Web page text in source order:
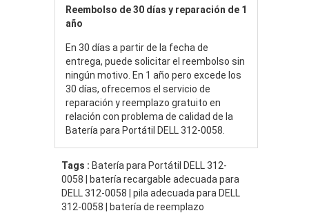
Reembolso de 30 días y reparación de 1
año
En 30 días a partir de la fecha de
entrega, puede solicitar el reembolso sin
ningún motivo. En 1 año pero excede los
30 días, ofrecemos el servicio de
reparación y reemplazo gratuito en
relación con problema de calidad de la
Batería para Portátil DELL 312-0058.
Tags : Batería para Portátil DELL 312-
0058 | batería recargable adecuada para
DELL 312-0058 | pila adecuada para DELL
312-0058 | batería de reemplazo